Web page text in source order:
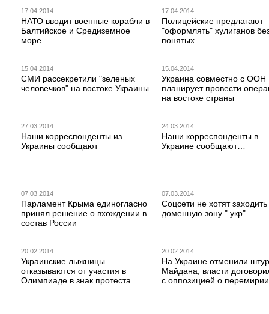
17.04.2014
НАТО вводит военные корабли в
Балтийское и Средиземное
море
17.04.2014
Полицейские предлагают
"оформлять" хулиганов
понятых
15.04.2014
СМИ рассекретили "зеленых
человечков" на востоке Украины
15.04.2014
Украина совместно с ООН
планирует провести
на востоке страны
27.03.2014
Наши корреспонденты из
Украины сообщают
24.03.2014
Наши корреспонденты в
Украине сообщают…
07.03.2014
Парламент Крыма единогласно
принял решение о вхождении в
состав России
07.03.2014
Соцсети не хотят заходить
доменную зону ".укр"
20.02.2014
Украинские лыжницы
отказываются от участия в
Олимпиаде в знак протеста
20.02.2014
На Украине отменили
Майдана, власти
с оппозицией о перемирии